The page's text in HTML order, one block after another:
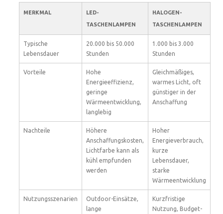
MERKMAL
LED-
TASCHENLAMPEN
HALOGEN-
TASCHENLAMPEN
Typische
Lebensdauer
20.000 bis 50.000
Stunden
1.000 bis 3.000
Stunden
Vorteile
Hohe
Energieeffizienz,
geringe
Wärmeentwicklung,
langlebig
Gleichmäßiges,
warmes Licht, oft
günstiger in der
Anschaffung
Nachteile
Höhere
Anschaffungskosten,
Lichtfarbe kann als
kühl empfunden
werden
Hoher
Energieverbrauch,
kurze
Lebensdauer,
starke
Wärmeentwicklung
Nutzungsszenarien
Outdoor-Einsätze,
lange
Kurzfristige
Nutzung, Budget-